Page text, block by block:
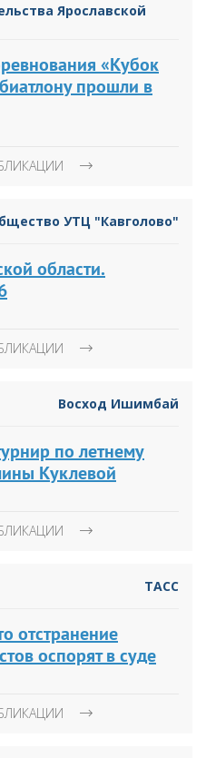
Ярославской
«Кубок
прошли в
УТЦ "Кавголово"
области.
Восход Ишимбай
по летнему
Куклевой
ТАСС
отстранение
оспорят в суде